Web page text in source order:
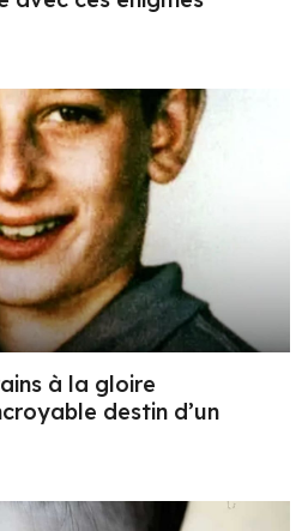
à la gloire
destin d’un